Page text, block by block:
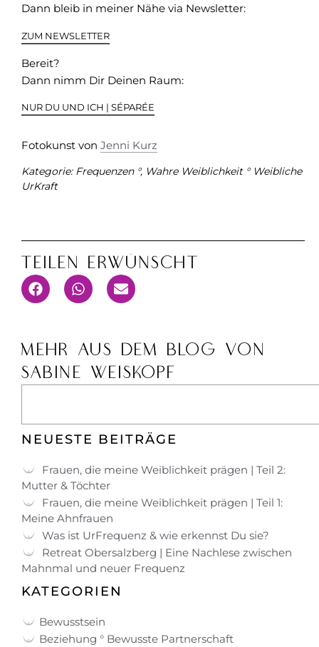
Dann bleib in meiner Nähe via Newsletter:
ZUM NEWSLETTER
Bereit?
Dann nimm Dir Deinen Raum:
NUR DU UND ICH | SÉPARÉE
Fotokunst von Jenni Kurz
Kategorie: Frequenzen °, Wahre Weiblichkeit ° Weibliche
UrKraft
Teilen Erwünscht
MEHR AUS DEM BLOG VON
SABINE WEISKOPF
NEUESTE BEITRÄGE
Frauen, die meine Weiblichkeit prägen | Teil 2:
Mutter & Töchter
Frauen, die meine Weiblichkeit prägen | Teil 1:
Meine Ahnfrauen
Was ist UrFrequenz & wie erkennst Du sie?
Retreat Obersalzberg | Eine Nachlese zwischen
Mahnmal und neuer Frequenz
KATEGORIEN
Bewusstsein
Beziehung ° Bewusste Partnerschaft